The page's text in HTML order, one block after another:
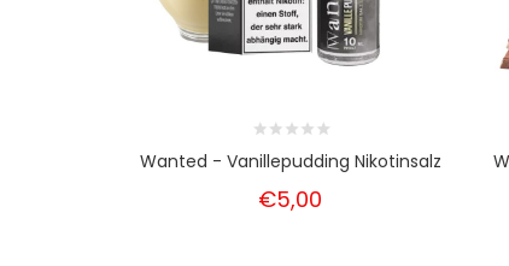
Wanted - Vanillepudding Nikotinsalz
€5,00